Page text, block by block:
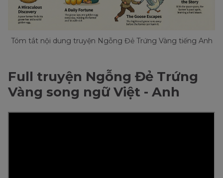
Tóm tắt nội dung truyện Ngỗng Đẻ Trứng Vàng tiếng Anh
Full truyện Ngỗng Đẻ Trứng
Vàng song ngữ Việt - Anh